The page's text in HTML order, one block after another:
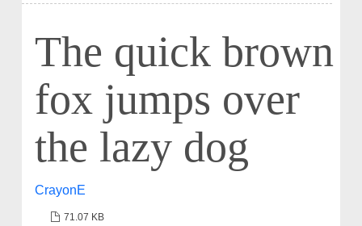
The quick brown
fox jumps over
the lazy dog
CrayonE
71.07 KB